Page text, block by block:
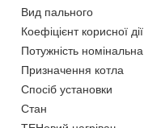
Вид пального
Коефіцієнт корисної дії
Потужність номінальна
Призначення котла
Спосіб установки
Стан